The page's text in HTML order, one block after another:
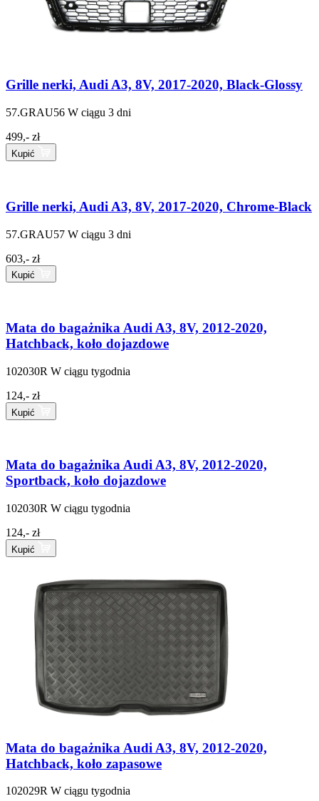
Grille nerki, Audi A3, 8V, 2017-2020, Black-Glossy
57.GRAU56 W ciągu 3 dni
499,- zł
Kupić
Grille nerki, Audi A3, 8V, 2017-2020, Chrome-Black
57.GRAU57 W ciągu 3 dni
603,- zł
Kupić
Mata do bagażnika Audi A3, 8V, 2012-2020,
Hatchback, koło dojazdowe
102030R W ciągu tygodnia
124,- zł
Kupić
Mata do bagażnika Audi A3, 8V, 2012-2020,
Sportback, koło dojazdowe
102030R W ciągu tygodnia
124,- zł
Kupić
Mata do bagażnika Audi A3, 8V, 2012-2020,
Hatchback, koło zapasowe
102029R W ciągu tygodnia